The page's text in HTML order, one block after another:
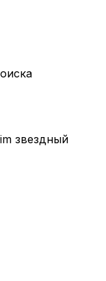
звездный